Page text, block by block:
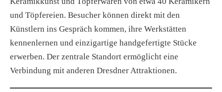
und Töpfereien. Besucher können direkt mit den
Künstlern ins Gespräch kommen, ihre Werkstätten
kennenlernen und einzigartige handgefertigte Stücke
erwerben. Der zentrale Standort ermöglicht eine
Verbindung mit anderen Dresdner Attraktionen.